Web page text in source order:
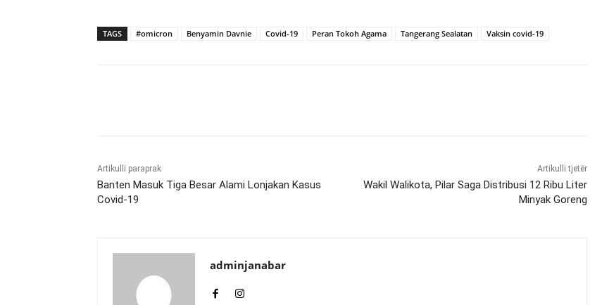
TAGS #omicron Benyamin Davnie Covid-19 Peran Tokoh Agama Tangerang Sealatan Vaksin covid-19
Artikulli paraprak
Banten Masuk Tiga Besar Alami Lonjakan Kasus
Covid-19
Artikulli tjetër
Wakil Walikota, Pilar Saga Distribusi 12 Ribu Liter
Minyak Goreng
adminjanabar